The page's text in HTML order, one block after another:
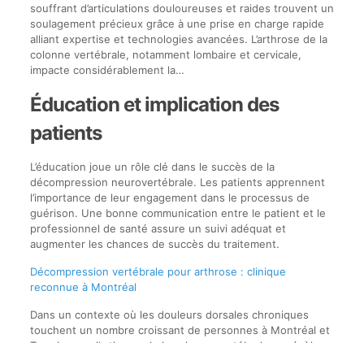
souffrant d’articulations douloureuses et raides trouvent un
soulagement précieux grâce à une prise en charge rapide
alliant expertise et technologies avancées. L’arthrose de la
colonne vertébrale, notamment lombaire et cervicale,
impacte considérablement la…
Éducation et implication des
patients
L’éducation joue un rôle clé dans le succès de la
décompression neurovertébrale. Les patients apprennent
l’importance de leur engagement dans le processus de
guérison. Une bonne communication entre le patient et le
professionnel de santé assure un suivi adéquat et
augmenter les chances de succès du traitement.
Décompression vertébrale pour arthrose : clinique
reconnue à Montréal
Dans un contexte où les douleurs dorsales chroniques
touchent un nombre croissant de personnes à Montréal et